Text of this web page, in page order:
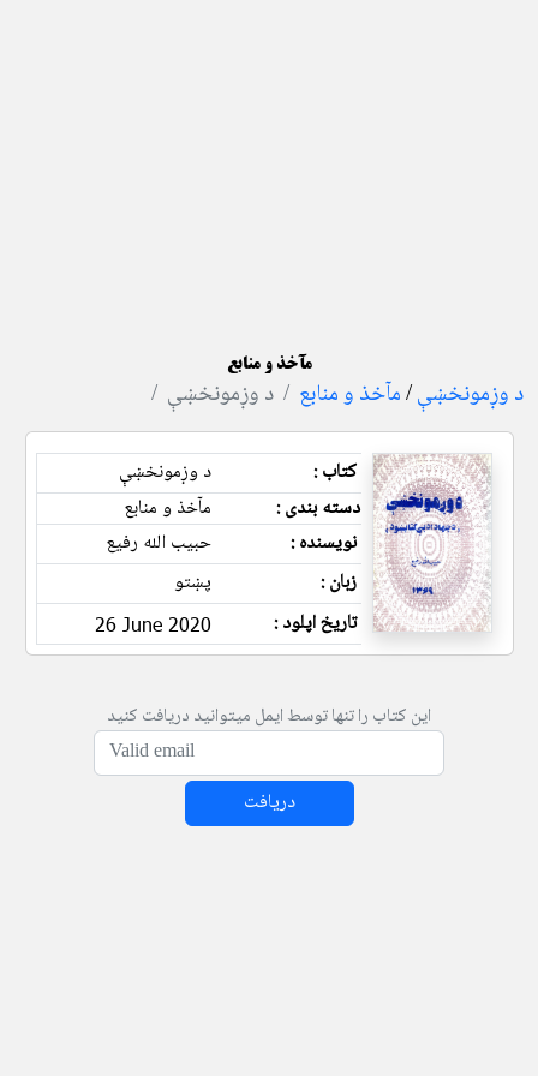
مآخذ و منابع
د وږمونخښې/مآخذ و منابع د وږمونخښې
کتاب :
د وږمونخښې
دسته بندی :
مآخذ و منابع
نویسنده :
حبیب الله رفیع
زبان :
پښتو
تاریخ اپلود :
26 June 2020
این کتاب را تنها توسط ایمل میتوانید دریافت کنید
دریافت